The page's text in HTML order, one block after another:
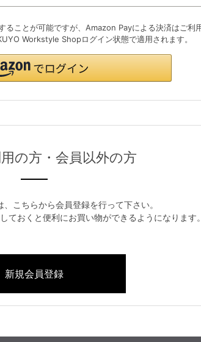
の方・会員以外の方
こちらから会員登録を行って下さい。
ておくと便利にお買い物ができるようになります。